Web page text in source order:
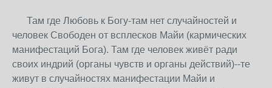
Там где Любовь к Богу-там нет случайностей и
человек Свободен от всплесков Майи (кармических
манифестаций Бога). Там где человек живёт ради
своих индрий (органы чувств и органы действий)--те
живут в случайностях манифестации Майи и